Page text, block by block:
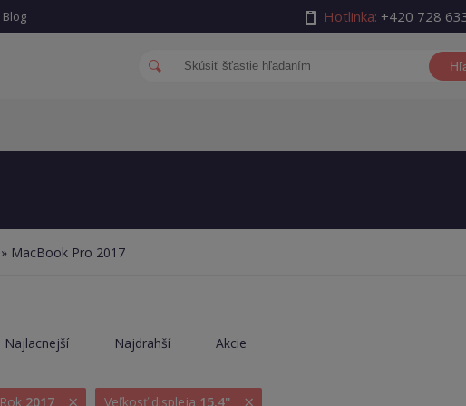
Blog Hotlinka: +420 728
» MacBook Pro 2017
Najlacnejší Najdrahší Akcie
Rok 2017 Veľkosť displeja 15.4''